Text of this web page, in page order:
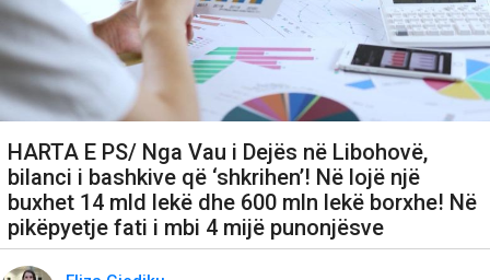
HARTA E PS/ Nga Vau i Dejës në Libohovë,
bilanci i bashkive që ‘shkrihen’! Në lojë një
buxhet 14 mld lekë dhe 600 mln lekë borxhe! Në
pikëpyetje fati i mbi 4 mijë punonjësve